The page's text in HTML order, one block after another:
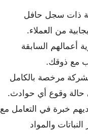
ذات سجل حافل
من العملاء.
أعمالهم السابقة
مع ذوقك.
مرخصة بالكامل
حالة وقوع أي حوادث.
خبرة في التعامل مع
والمواد